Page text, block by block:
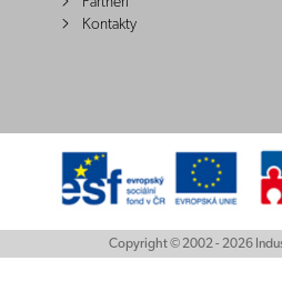
Kontakty
Copyright © 2002 - 2026